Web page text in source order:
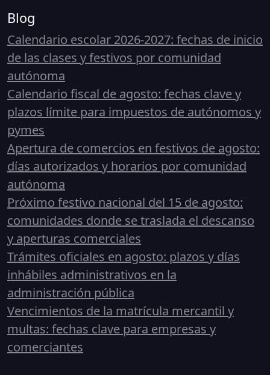
Blog
Calendario escolar 2026-2027: fechas de inicio
de las clases y festivos por comunidad
autónoma
Calendario fiscal de agosto: fechas clave y
plazos límite para impuestos de autónomos y
pymes
Apertura de comercios en festivos de agosto:
días autorizados y horarios por comunidad
autónoma
Próximo festivo nacional del 15 de agosto:
comunidades donde se traslada el descanso
y aperturas comerciales
Trámites oficiales en agosto: plazos y días
inhábiles administrativos en la
administración pública
Vencimientos de la matrícula mercantil y
multas: fechas clave para empresas y
comerciantes